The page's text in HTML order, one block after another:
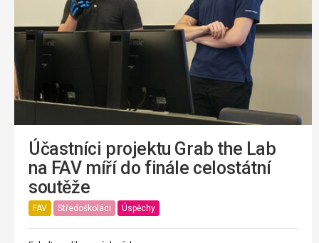
Účastníci projektu Grab the Lab
na FAV míří do finále celostátní
soutěže
FAV Středoškoláci Úspěchy